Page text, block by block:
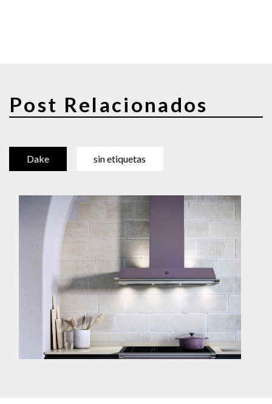
Post Relacionados
Dake sin etiquetas